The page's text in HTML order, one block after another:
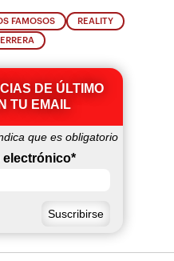
FAMOSOS REALITY
DE ÚLTIMO
TU EMAIL
que es obligatorio
electrónico*